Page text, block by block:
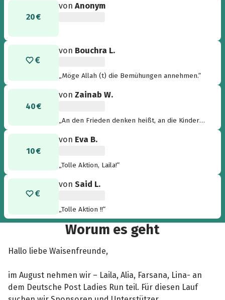
20 €
vonAnonym
von Bouchra L.
„Möge Allah (t) die Bemühungen annehmen.“
40 €
vonZainab W.
„An den Frieden denken heißt, an die Kinder
10 €
von Eva B.
„Tolle Aktion, Laila!“
vonSaid L.
„Tolle Aktion !!“
Worum es geht
Hallo liebe Waisenfreunde,
im August nehmen wir – Laila, Alia, Farsana, Lina- an
dem Deutsche Post Ladies Run teil. Für diesen Lauf